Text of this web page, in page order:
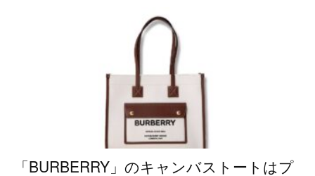
「BURBERRY」のキャンバストートはプ